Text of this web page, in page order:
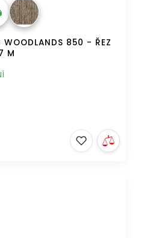
WOODLANDS 850 - ŘEZ
M